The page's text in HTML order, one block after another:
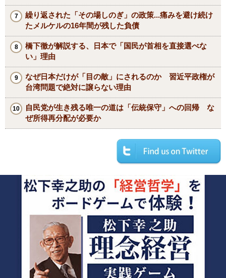
繰り返された「その場しのぎ」の政策...痛みを避け続け
たメルケルの16年間が残した負債
橋下徹が解説する、日本で「国民が首相を直接選べな
い」理由
なぜ日本だけが「目の敵」にされるのか 習近平政権が
台湾問題で絶対に譲らない理由
自民党が生き残る唯一の道は「伝統保守」への回帰 な
ぜ所得再分配が必要か